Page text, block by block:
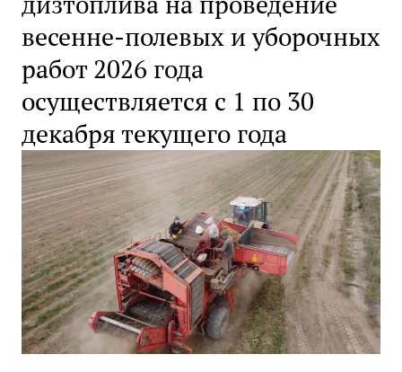
весенне-полевых и уборочных
работ 2026 года
осуществляется с 1 по 30
декабря текущего года